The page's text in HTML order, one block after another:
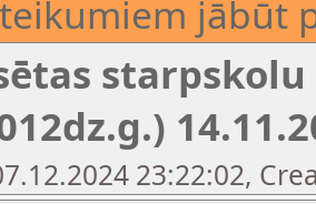
jābūt
23:22:02,